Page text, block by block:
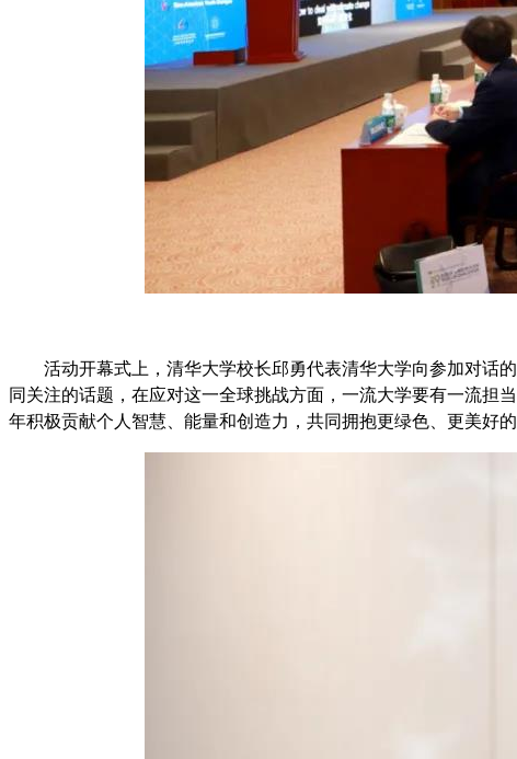
活动开幕式上，清华大学校长邱勇代表清华大学向参加对话
同关注的话题，在应对这一全球挑战方面，一流大学要有一流担
年积极贡献个人智慧、能量和创造力，共同拥抱更绿色、更美好的